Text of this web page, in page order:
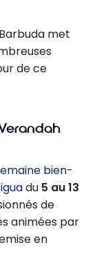
met
de ce
bien-
du 5 au 13
de
animées par
en